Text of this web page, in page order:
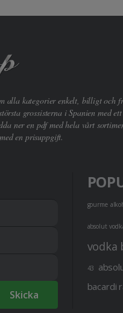
alla kategorier enkelt, billigt
grossisterna i Spanien med
ner en pdf med hela vårt
en prisuppgift.
Skicka
gourme
absolut
vodka
43
bacardi